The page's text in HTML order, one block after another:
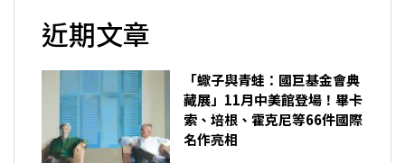
近期文章
「蠍子與青蛙：國巨基金會典
藏展」11月中美館登場！畢卡
索、培根、霍克尼等66件國際
名作亮相